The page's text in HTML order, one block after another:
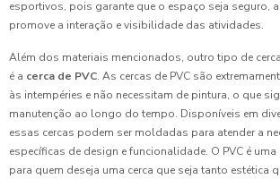
esportivos, pois garante que o espaço seja seguro,
promove a interação e visibilidade das atividades.
Além dos materiais mencionados, outro tipo de
é a cerca de PVC. As cercas de PVC são
às intempéries e não necessitam de pintura, o que
manutenção ao longo do tempo. Disponíveis em
essas cercas podem ser moldadas para atender a
específicas de design e funcionalidade. O PVC é
para quem deseja uma cerca que seja tanto estética